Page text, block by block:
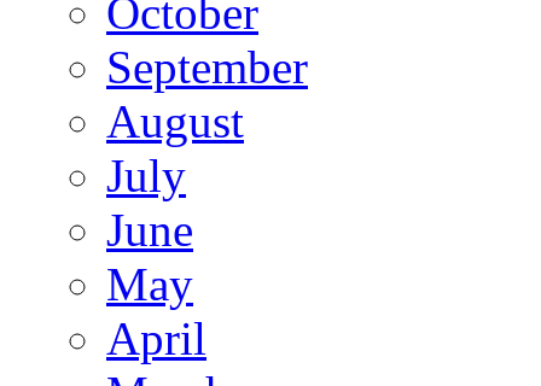
October
September
August
July
June
May
April